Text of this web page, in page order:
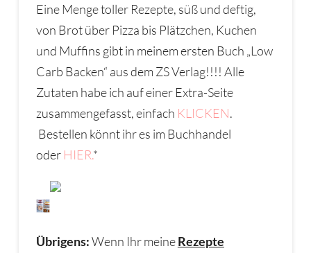
Eine Menge toller Rezepte, süß und deftig,
von Brot über Pizza bis Plätzchen, Kuchen
und Muffins gibt in meinem ersten Buch „Low
Carb Backen“ aus dem ZS Verlag!!!! Alle
Zutaten habe ich auf einer Extra-Seite
zusammengefasst, einfach KLICKEN.
Bestellen könnt ihr es im Buchhandel
oder HIER.*
Übrigens:Wenn Ihr meineRezepte